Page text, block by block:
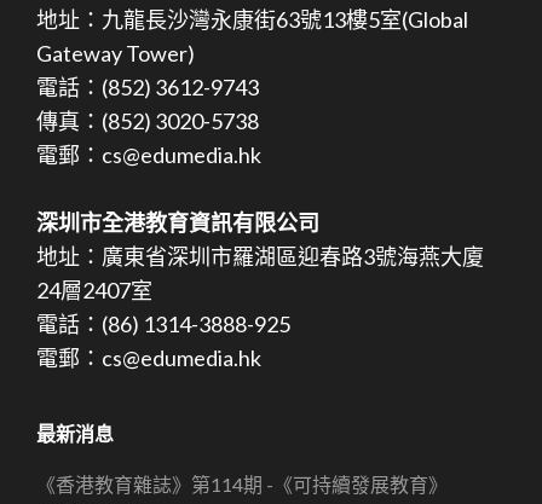
地址：九龍長沙灣永康街63號13樓5室(Global
Gateway Tower)
電話：(852) 3612-9743
傳真：(852) 3020-5738
電郵：cs@edumedia.hk
深圳市全港教育資訊有限公司
地址：廣東省深圳市羅湖區迎春路3號海燕大廈
24層2407室
電話：(86) 1314-3888-925
電郵：cs@edumedia.hk
最新消息
《香港教育雜誌》第114期 -《可持續發展教育》